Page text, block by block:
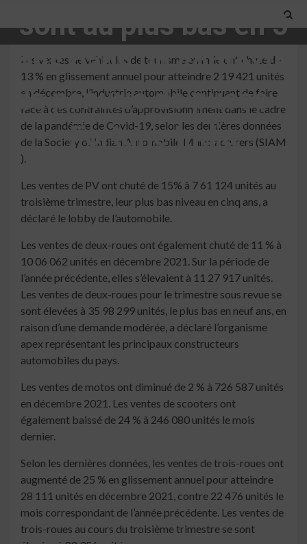
sont au plus bas en 5
ans dans un contexte
de pénurie de puces –
Fortune India
Les ventes de véhicules de tourisme en Inde ont chuté de
13 % en glissement annuel pour atteindre 2 19 421 unités
en décembre, l’industrie automobile continuant de faire
face à des contraintes d’approvisionnement dans le cadre
de la pandémie de Covid-19, selon les dernières données
de la Society of Indian Automobile Manufacturers (SIAM
).
Les ventes de PV ont chuté de 15% à 7 61 124 unités au
troisième trimestre, leur plus bas niveau en cinq ans, a
déclaré le lobby de l’automobile.
Les ventes de deux-roues ont également chuté de 11 % à
10 06 062 unités en décembre 2021. Sur la période de
l’année précédente, elles s’élevaient à 11 27 917 unités.
Les ventes de deux-roues pour le trimestre sous revue se
sont élevées à 35 98 299 unités, le plus bas en neuf ans, en
raison d’une demande modérée, a déclaré l’organisme
apex représentant les principaux constructeurs
automobiles du pays.
Les ventes de motos ont diminué de 2 % à 726 587 unités
en décembre 2021. Les ventes de scooters ont
également baissé de 24 % à 246 080 unités le mois
dernier.
Selon les dernières données, les ventes de trois-roues ont
augmenté de 25 % en glissement annuel pour atteindre
28 111 unités en décembre 2021, contre 22 476 unités le
mois correspondant de l’année précédente. Les ventes de
trois-roues au cours du troisième trimestre se sont